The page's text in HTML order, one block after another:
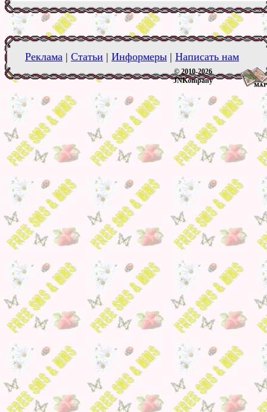
Реклама | Статьи | Информеры | Написать нам
© 2010-2026
JNKompany